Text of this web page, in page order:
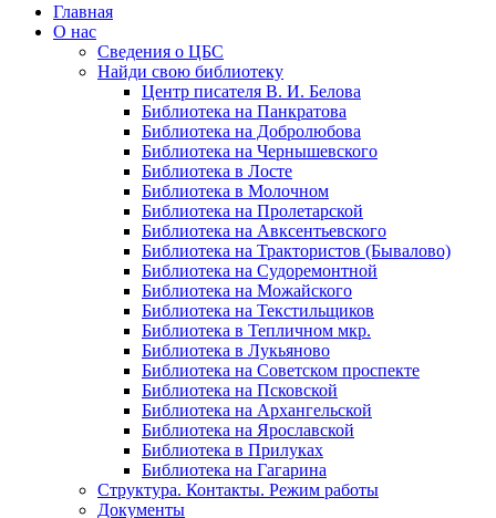
Главная
О нас
Сведения о ЦБС
Найди свою библиотеку
Центр писателя В. И. Белова
Библиотека на Панкратова
Библиотека на Добролюбова
Библиотека на Чернышевского
Библиотека в Лосте
Библиотека в Молочном
Библиотека на Пролетарской
Библиотека на Авксентьевского
Библиотека на Трактористов (Бывалово)
Библиотека на Судоремонтной
Библиотека на Можайского
Библиотека на Текстильщиков
Библиотека в Тепличном мкр.
Библиотека в Лукьяново
Библиотека на Советском проспекте
Библиотека на Псковской
Библиотека на Архангельской
Библиотека на Ярославской
Библиотека в Прилуках
Библиотека на Гагарина
Структура. Контакты. Режим работы
Документы